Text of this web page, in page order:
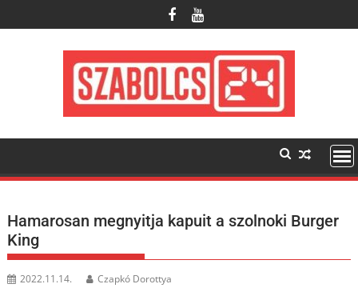
to
Hamarosan megnyitja kapuit a szolnoki Burger
King
2022.11.14. Czapkó Dorottya